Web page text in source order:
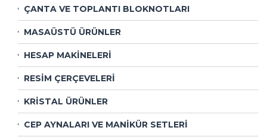
ÇANTA VE TOPLANTI BLOKNOTLARI
MASAÜSTÜ ÜRÜNLER
HESAP MAKİNELERİ
RESİM ÇERÇEVELERİ
KRİSTAL ÜRÜNLER
CEP AYNALARI VE MANİKÜR SETLERİ